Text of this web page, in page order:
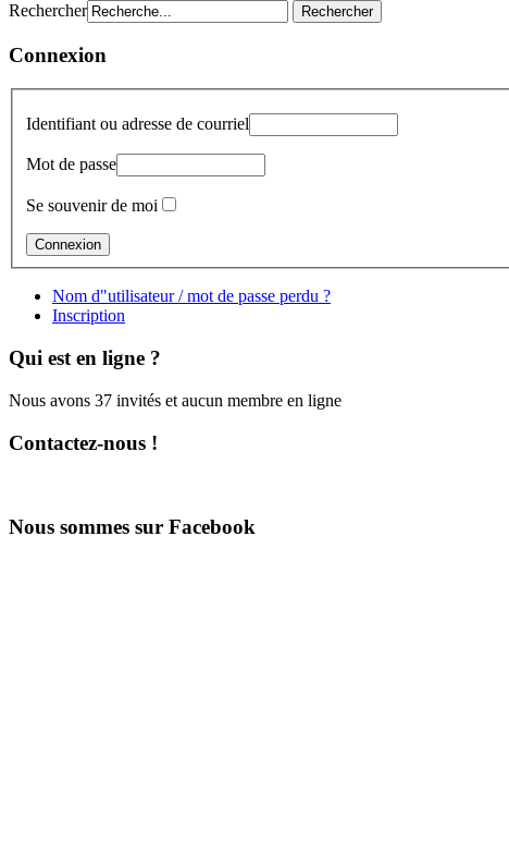
Rechercher
Connexion
Identifiant ou adresse de courriel
Mot de passe
Se souvenir de moi
Nom d"utilisateur / mot de passe perdu ?
Inscription
Qui est en ligne ?
Nous avons 37 invités et aucun membre en ligne
Contactez-nous !
Nous sommes sur Facebook